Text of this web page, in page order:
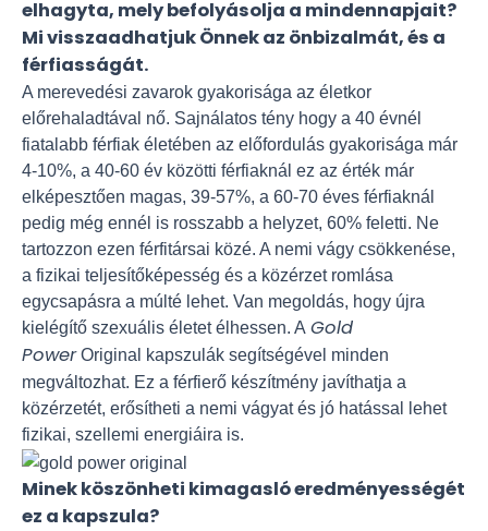
elhagyta, mely befolyásolja a mindennapjait?
Mi visszaadhatjuk Önnek az önbizalmát, és a
férfiasságát.
A merevedési zavarok gyakorisága az életkor
előrehaladtával nő. Sajnálatos tény hogy a 40 évnél
fiatalabb férfiak életében az előfordulás gyakorisága már
4-10%, a 40-60 év közötti férfiaknál ez az érték már
elképesztően magas, 39-57%, a 60-70 éves férfiaknál
pedig még ennél is rosszabb a helyzet, 60% feletti. Ne
tartozzon ezen férfitársai közé. A nemi vágy csökkenése,
a fizikai teljesítőképesség és a közérzet romlása
egycsapásra a múlté lehet. Van megoldás, hogy újra
kielégítő szexuális életet élhessen. A Gold
PowerOriginal kapszulák segítségével minden
megváltozhat. Ez a férfierő készítmény javíthatja a
közérzetét, erősítheti a nemi vágyat és jó hatással lehet
fizikai, szellemi energiáira is.
Minek köszönheti kimagasló eredményességét
ez a kapszula?